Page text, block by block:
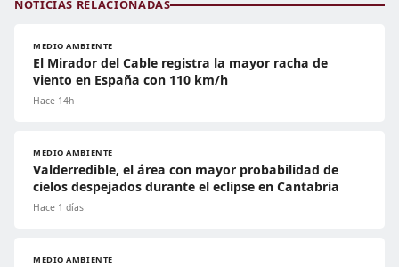
NOTICIAS RELACIONADAS
MEDIO AMBIENTE
El Mirador del Cable registra la mayor racha de
viento en España con 110 km/h
Hace 14h
MEDIO AMBIENTE
Valderredible, el área con mayor probabilidad de
cielos despejados durante el eclipse en Cantabria
Hace 1 días
MEDIO AMBIENTE